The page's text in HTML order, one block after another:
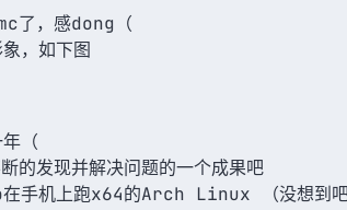
了，感dong（
，如下图
（
的发现并解决问题的一个成果吧
手机上跑x64的Arch Linux （没想到吧